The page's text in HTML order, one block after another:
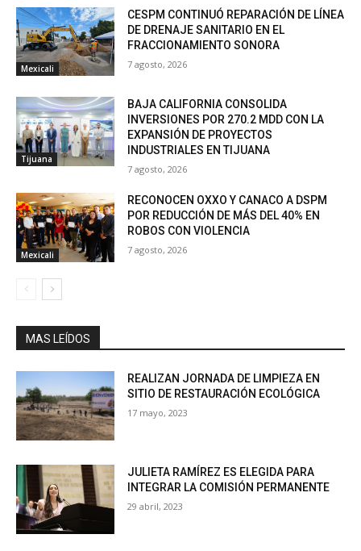
Mexicali
CESPM CONTINUÓ REPARACIÓN DE LÍNEA
DE DRENAJE SANITARIO EN EL
FRACCIONAMIENTO SONORA
7 agosto, 2026
Tijuana
BAJA CALIFORNIA CONSOLIDA
INVERSIONES POR 270.2 MDD CON LA
EXPANSIÓN DE PROYECTOS
INDUSTRIALES EN TIJUANA
7 agosto, 2026
Mexicali
RECONOCEN OXXO Y CANACO A DSPM
POR REDUCCIÓN DE MÁS DEL 40% EN
ROBOS CON VIOLENCIA
7 agosto, 2026
MAS LEÍDOS
REALIZAN JORNADA DE LIMPIEZA EN
SITIO DE RESTAURACIÓN ECOLÓGICA
17 mayo, 2023
JULIETA RAMÍREZ ES ELEGIDA PARA
INTEGRAR LA COMISIÓN PERMANENTE
29 abril, 2023